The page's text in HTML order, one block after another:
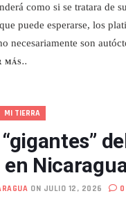
como si se tratara de
puede esperarse, los
necesariamente son
MÁS..
MI TIERRA
ON JULIO 12, 2026 0